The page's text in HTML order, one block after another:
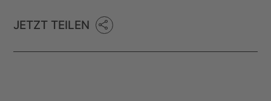
JETZT TEILEN